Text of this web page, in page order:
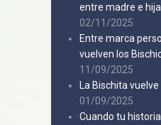
entre madre e
02/11/2025
Entre marca
vuelven los
11/09/2025
La Bischita
01/09/2025
Cuando tu